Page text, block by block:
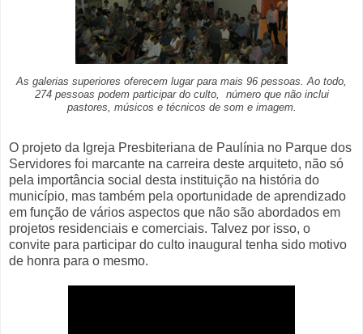
As galerias superiores oferecem lugar para mais 96 pessoas. Ao todo,
274 pessoas podem participar do culto, número que não inclui
pastores, músicos e técnicos de som e imagem.
O projeto da Igreja Presbiteriana de Paulínia no Parque dos
Servidores foi marcante na carreira deste arquiteto, não só
pela importância social desta instituição na história do
município, mas também pela oportunidade de aprendizado
em função de vários aspectos que não são abordados em
projetos residenciais e comerciais. Talvez por isso, o
convite para participar do culto inaugural tenha sido motivo
de honra para o mesmo.